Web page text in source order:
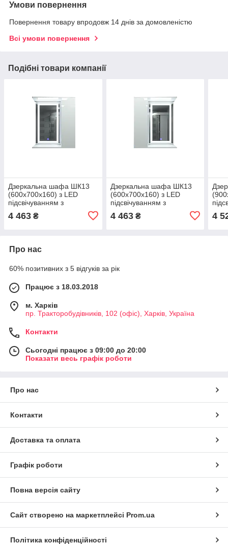
Умови повернення
Повернення товару впродовж 14 днів за домовленістю
Всі умови повернення
Подібні товари компанії
Дзеркальна шафа ШК13
(600х700х160) з LED
підсвічуванням з
сенсором двері праворуч
4 463 ₴
Дзеркальна шафа ШК13
(600х700х160) з LED
підсвічуванням з
4 463₴ 4
Про нас
60% позитивних з 5 відгуків за рік
Працює з 18.03.2018
м. Харків
пр. Тракторобудівників, 102 (офіс), Харків, Україна
Контакти
Сьогодні працює з 09:00 до 20:00
Показати весь графік роботи
Про нас
Контакти
Доставка та оплата
Графік роботи
Повна версія сайту
Сайт створено на маркетплейсі Prom.ua
Політика конфіденційності